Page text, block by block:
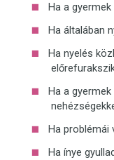
Ha a
Ha általában
Ha nyelés
Ha a
Ha problémái
Ha ínye